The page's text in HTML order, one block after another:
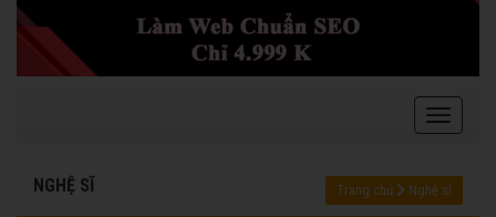
NGHỆ SĨ Trang chủ Nghệ sĩ